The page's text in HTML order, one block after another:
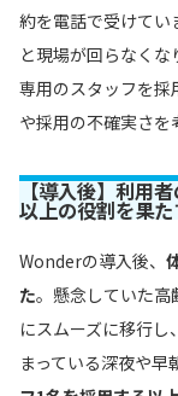
約を電話で受けてい
と現場が回らなく
専用のスタッフを
や採用の不確実さを
【導入後】利用
以上の役割を果
Wonderの導入後、
た。懸念していた高
にスムーズに移行し
まっている深夜や